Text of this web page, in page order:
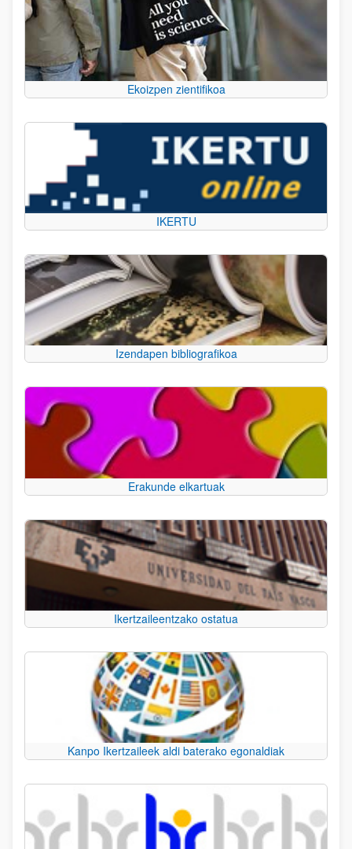
Ekoizpen zientifikoa
IKERTU
Izendapen bibliografikoa
Erakunde elkartuak
Ikertzaileentzako ostatua
Kanpo Ikertzaileek aldi baterako egonaldiak